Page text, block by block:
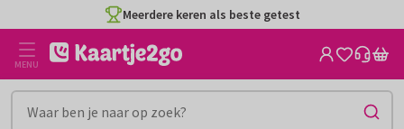
naar
inhoud
Meerdere keren als beste getest
MENU